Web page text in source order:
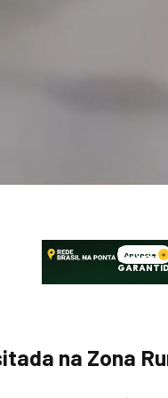
na Zona